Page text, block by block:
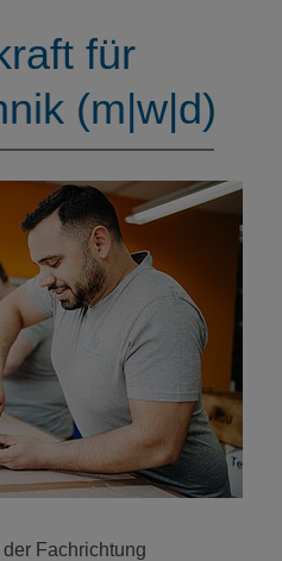
für
(m|w|d)
Fachrichtung